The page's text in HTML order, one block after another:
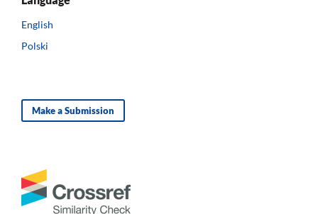
English
Polski
Make a Submission